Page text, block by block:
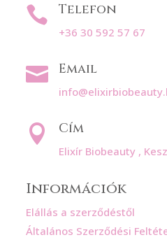
 Telefon
+36 30 592 57 67
 Email
 Cím
Elixír Biobeauty ,
Információk
Elállás a szerződéstől
Általános Szerződési